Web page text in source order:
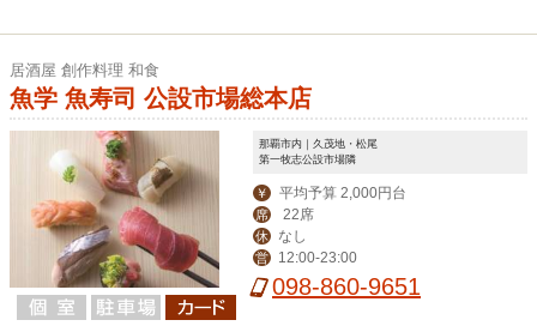
居酒屋 創作料理 和食
魚学 魚寿司 公設市場総本店
那覇市内｜久茂地・松尾
第一牧志公設市場隣
￥ 平均予算 2,000円台
席 22席
休 なし
営 12:00-23:00
098-860-9651